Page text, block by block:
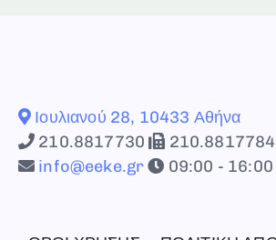
Ιουλιανού 28, 10433 Αθήνα
210.8817730
210.8817784
info@eeke.gr
09:00 - 16:00